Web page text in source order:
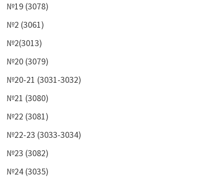
№19 (3078)
№2 (3061)
№2(3013)
№20 (3079)
№20-21 (3031-3032)
№21 (3080)
№22 (3081)
№22-23 (3033-3034)
№23 (3082)
№24 (3035)